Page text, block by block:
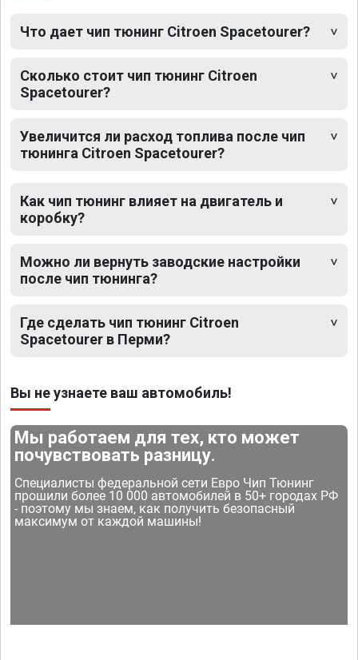
Что дает чип тюнинг Citroen Spacetourer?
Сколько стоит чип тюнинг Citroen
Spacetourer?
Увеличится ли расход топлива после чип
тюнинга Citroen Spacetourer?
Как чип тюнинг влияет на двигатель и
коробку?
Можно ли вернуть заводские настройки
после чип тюнинга?
Где сделать чип тюнинг Citroen
Spacetourer в Перми?
Вы не узнаете ваш автомобиль!
Мы работаем для тех, кто может
почувствовать разницу.
Специалисты федеральной сети Евро Чип Тюнинг
прошили более 10 000 автомобилей в 50+ городах РФ
- поэтому мы знаем, как получить безопасный
максимум от каждой машины!